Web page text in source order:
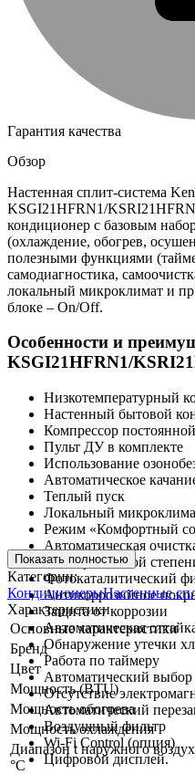
Гарантия качества
Обзор
Настенная сплит-система
KSGI21HFRN1/
кондиционер с базовым
(охлаждение, обогрев,
полезными функциями
самодиагностика,
локальный микроклимат и
блоке – On/Off.
Особенности и
KSGI21HFRN1/
Низкотемпературный
Настенный бытовой
Компрессор
Пульт ДУ в комплекте
Использование
Автоматическое
Теплый пуск
Локальный
Режим «Комфортный
Автоматическая
Фильтр высокой
Фотокаталитический
Антикоррозийное
Защита от коррозии
Автоматическая
Обнаружение утечки
Работа по таймеру
Автоматический
Отсутствие
Автоматический
Воздушный фильтр
Wi-Fi Control (опция)
Цифровой дисплей.
Показать полностью
Категории:
КондиционерыНастенные
Характеристики
Основные характеристики
Бренд
Цвет
Мощность (BTU)
Мощность обогрева
Мощность охлаждения
Диапазон t наружного
°C